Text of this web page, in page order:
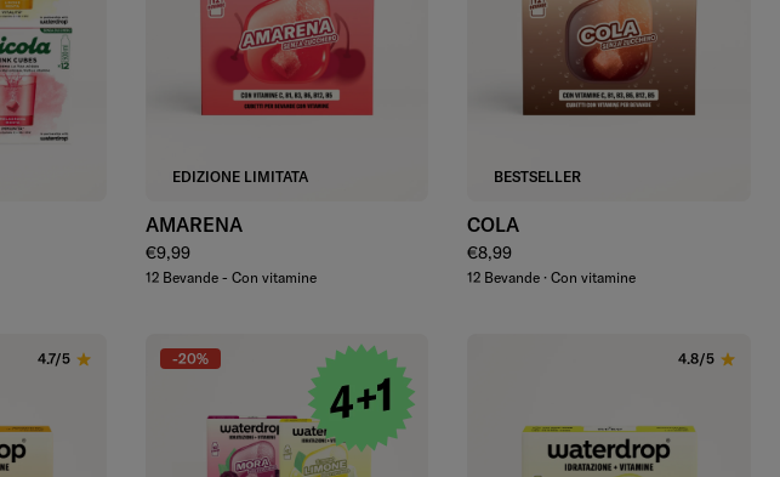
EDIZIONE LIMITATA
AMARENA
Prezzo regolare
€9,99
12 Bevande - Con vitamine
BESTSELLER
COLA
Prezzo regolare
€8,99
12 Bevande · Con vitamine
4.7/5 -20% 4.8/5